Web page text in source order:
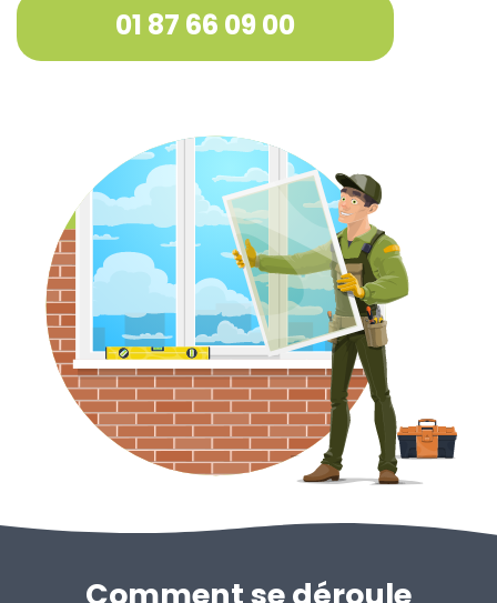
01 87 66 09 00
Comment se déroule